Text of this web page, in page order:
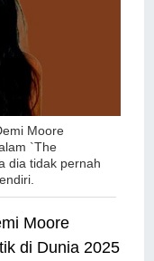
Moore
`The
dia tidak pernah
Moore
di Dunia 2025